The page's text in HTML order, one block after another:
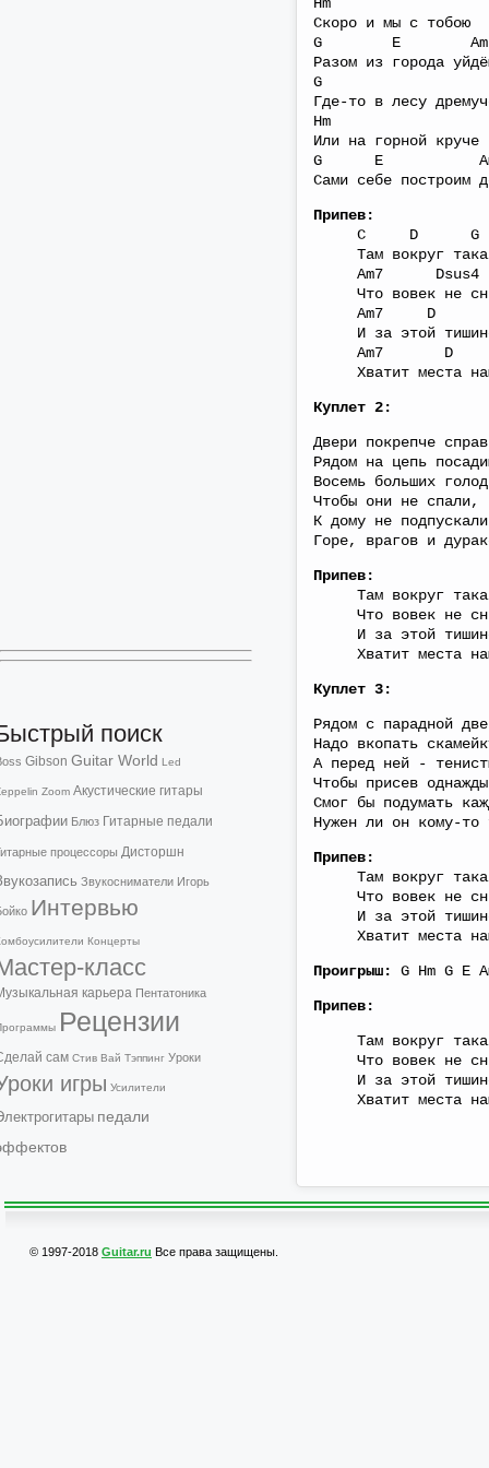
поиск
Gibson Guitar World Led
Zoom Акустические гитары
Блюз Гитарные педали
процессоры Дисторшн
Звукосниматели Игорь
Интервью
Концерты
класс
карьера Пентатоника
Рецензии
сам Стив Вай Тэппинг Уроки
игры Усилители
педали
Hm
Скоро и мы с тобою
G E Am
Разом из города
G
Где-то в лесу
Hm
Или на горной круче
G E Am
Сами себе построим
Припев:
C D
Там вокруг
Am7
Что вовек не
Am7
И за этой
Am7
Хватит места
Куплет 2:
Двери покрепче
Рядом на цепь
Восемь больших
Чтобы они не спали,
К дому не подпускали
Горе, врагов и
Припев:
Там вокруг
Что вовек не
И за этой
Хватит места
Куплет 3:
Рядом с парадной
Надо вкопать
А перед ней -
Чтобы присев однажды
Смог бы подумать
Нужен ли он кому-то
Припев:
Там вокруг
Что вовек не
И за этой
Хватит места
Проигрыш:
G Hm G E
Припев:
Там вокруг
Что вовек не
И за этой
Хватит места
© 1997-2018 Guitar.ru Все права защищены.